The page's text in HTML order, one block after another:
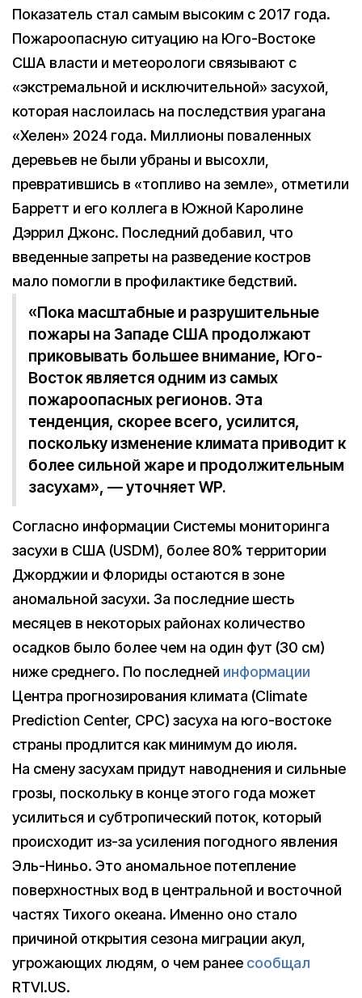
Показатель стал самым высоким с 2017 года.
Пожароопасную ситуацию на Юго-Востоке
США власти и метеорологи связывают с
«экстремальной и исключительной» засухой,
которая наслоилась на последствия урагана
«Хелен» 2024 года. Миллионы поваленных
деревьев не были убраны и высохли,
превратившись в «топливо на земле», отметили
Барретт и его коллега в Южной Каролине
Дэррил Джонс. Последний добавил, что
введенные запреты на разведение костров
мало помогли в профилактике бедствий.
«Пока масштабные и разрушительные
пожары на Западе США продолжают
приковывать большее внимание, Юго-
Восток является одним из самых
пожароопасных регионов. Эта
тенденция, скорее всего, усилится,
поскольку изменение климата приводит к
более сильной жаре и продолжительным
засухам», — уточняет WP.
Согласно информации Системы мониторинга
засухи в США (USDM), более 80% территории
Джорджии и Флориды остаются в зоне
аномальной засухи. За последние шесть
месяцев в некоторых районах количество
осадков было более чем на один фут (30 см)
ниже среднего. По последней информации
Центра прогнозирования климата (Climate
Prediction Center, CPC) засуха на юго-востоке
страны продлится как минимум до июля.
На смену засухам придут наводнения и сильные
грозы, поскольку в конце этого года может
усилиться и субтропический поток, который
происходит из-за усиления погодного явления
Эль-Ниньо. Это аномальное потепление
поверхностных вод в центральной и восточной
частях Тихого океана. Именно оно стало
причиной открытия сезона миграции акул,
угрожающих людям, о чем ранее сообщал
RTVI.US.